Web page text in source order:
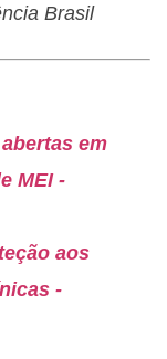
Brasil
em
MEI -
aos
-